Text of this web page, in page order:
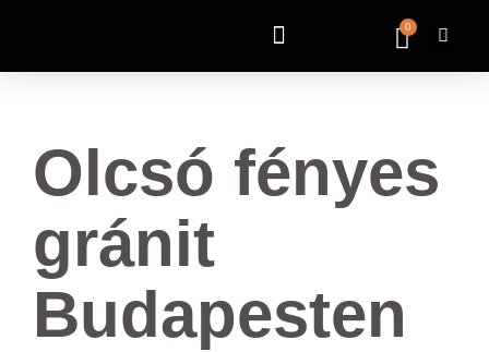
0
Olcsó fényes
gránit
Budapesten